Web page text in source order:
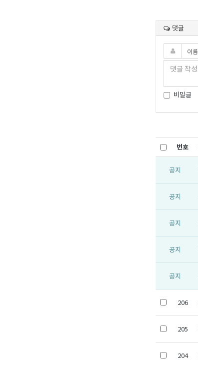
댓글
비밀글
번호
공지
공지
공지
공지
공지
206
205
204